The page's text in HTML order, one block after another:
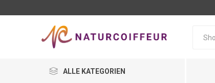
ALLE KATEGORIEN